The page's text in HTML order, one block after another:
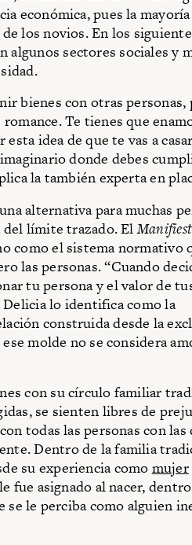
económica, pues la
los novios. En los
algunos sectores sociales y
bienes con otras personas,
Te tienes que
idea de que te vas a
donde debes
la también experta en
alternativa para muchas
del límite trazado. El
como el sistema normativo
las personas. “Cuando
tu persona y el valor de
lo identifica como la
construida desde la
molde no se considera
con su círculo familiar
se sienten libres de
todas las personas con las
Dentro de la familia
su experiencia comomujer
fue asignado al nacer,
le perciba como alguien